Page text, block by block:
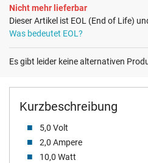
Kurzbeschreibung
5,0 Volt
2,0 Ampere
10,0 Watt
Nicht mehr lieferbar
Dieser Artikel ist EOL (End of Life)
Was bedeutet EOL?
Es gibt leider keine alternativen